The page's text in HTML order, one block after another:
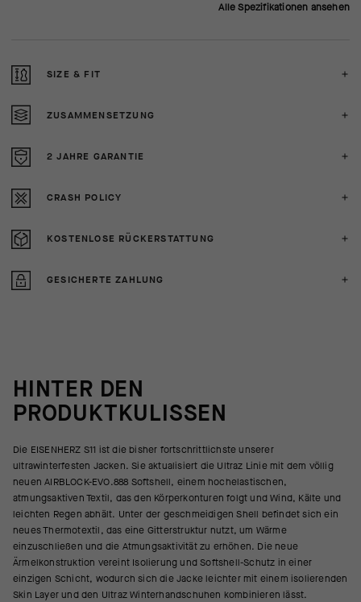
Alle Spezifikationen ansehen
SIZE & FIT
ZUSAMMENSETZUNG
2 JAHRE GARANTIE
CRASH POLICY
KOSTENLOSE RÜCKERSTATTUNG
GESICHERTE ZAHLUNG
HINTER DEN
PRODUKTKULISSEN
Die EISENHERZ S11 ist die bisher fortschrittlichste unserer
ultrawinterfesten Jacken. Sie aktualisiert die Ultraz Linie mit dem völlig
neuen AIRBLOCK-EVO.888 Softshell, einem hochelastischen,
atmungsaktiven Textil, das den Körperkonturen folgt und Wind, Kälte und
leichten Regen abhält. Unter der geschmeidigen Shell befindet sich ein
neues Thermotextil, das eine Gitterstruktur nutzt, um Wärme
einzuschließen und die Atmungsaktivität zu erhöhen. Die neue
Ärmelkonstruktion vereint Isolierung und Softshell-Schutz in einer
einzigen Schicht, wodurch sich die Jacke leichter mit einem isolierenden
Skin Layer und den Ultraz Winterhandschuhen kombinieren lässt.